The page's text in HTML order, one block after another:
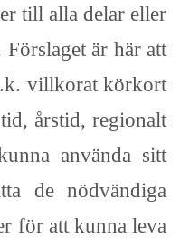
till alla delar eller
är här att
villkorat körkort
årstid, regionalt
använda sitt
de nödvändiga
för att kunna leva